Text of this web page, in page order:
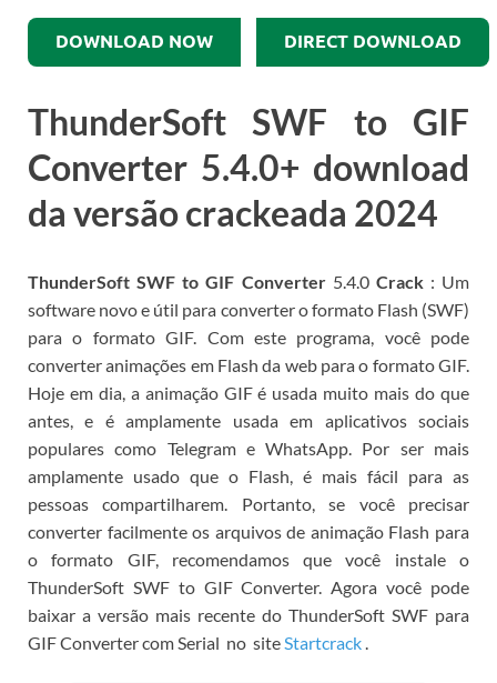
DOWNLOAD NOW DIRECT DOWNLOAD
ThunderSoft SWF to GIF
Converter 5.4.0+ download
da versão crackeada 2024
ThunderSoft SWF to GIF Converter 5.4.0 Crack: Um
software novo e útil para converter o formato Flash (SWF)
para o formato GIF. Com este programa, você pode
converter animações em Flash da web para o formato GIF.
Hoje em dia, a animação GIF é usada muito mais do que
antes, e é amplamente usada em aplicativos sociais
populares como Telegram e WhatsApp. Por ser mais
amplamente usado que o Flash, é mais fácil para as
pessoas compartilharem. Portanto, se você precisar
converter facilmente os arquivos de animação Flash para
o formato GIF, recomendamos que você instale o
ThunderSoft SWF to GIF Converter. Agora você pode
baixar a versão mais recente do ThunderSoft SWF para
GIF Converter com Serial no site Startcrack